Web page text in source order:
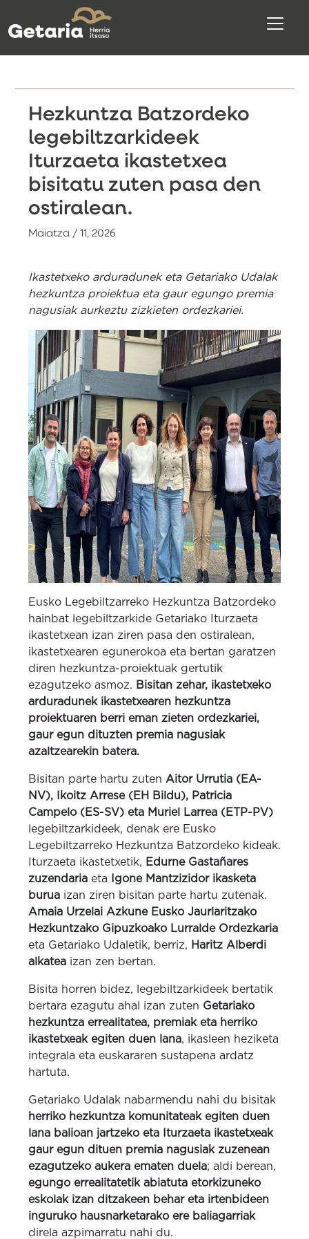
Hezkuntza Batzordeko
legebiltzarkideek
Iturzaeta ikastetxea
bisitatu zuten pasa den
ostiralean.
Maiatza / 11, 2026
Ikastetxeko arduradunek eta Getariako Udalak
hezkuntza proiektua eta gaur egungo premia
nagusiak aurkeztu zizkieten ordezkariei.
Eusko Legebiltzarreko Hezkuntza Batzordeko
hainbat legebiltzarkide Getariako Iturzaeta
ikastetxean izan ziren pasa den ostiralean,
ikastetxearen egunerokoa eta bertan garatzen
diren hezkuntza-proiektuak gertutik
ezagutzeko asmoz. Bisitan zehar, ikastetxeko
arduradunek ikastetxearen hezkuntza
proiektuaren berri eman zieten ordezkariei,
gaur egun dituzten premia nagusiak
azaltzearekin batera.
Bisitan parte hartu zuten Aitor Urrutia (EA-
NV), Ikoitz Arrese (EH Bildu), Patricia
Campelo (ES-SV) eta Muriel Larrea (ETP-PV)
legebiltzarkideek, denak ere Eusko
Legebiltzarreko Hezkuntza Batzordeko kideak.
Iturzaeta ikastetxetik, Edurne Gastañares
zuzendariaeta Igone Mantzizidor ikasketa
buruaizan ziren bisitan parte hartu zutenak.
Amaia Urzelai Azkune Eusko Jaurlaritzako
Hezkuntzako Gipuzkoako Lurralde Ordezkaria
eta Getariako Udaletik, berriz, Haritz Alberdi
alkateaizan zen bertan.
Bisita horren bidez, legebiltzarkideek bertatik
bertara ezagutu ahal izan zuten Getariako
hezkuntza errealitatea, premiak eta herriko
ikastetxeak egiten duen lana, ikasleen heziketa
integrala eta euskararen sustapena ardatz
hartuta.
Getariako Udalak nabarmendu nahi du bisitak
herriko hezkuntza komunitateak egiten duen
lana balioan jartzeko eta Iturzaeta ikastetxeak
gaur egun dituen premia nagusiak zuzenean
ezagutzeko aukera ematen duela; aldi berean,
egungo errealitatetik abiatuta etorkizuneko
eskolak izan ditzakeen behar eta irtenbideen
inguruko hausnarketarako ere baliagarriak
direla azpimarratu nahi du.